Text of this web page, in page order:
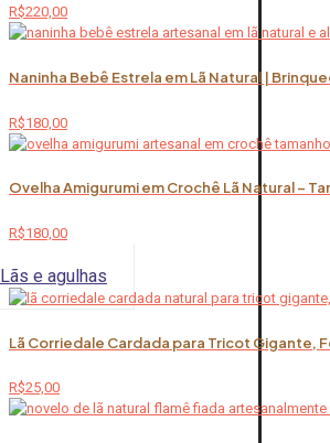
R$220,00
Naninha Bebê Estrela em Lã Natural |
R$180,00
Ovelha Amigurumi em Crochê Lã Natural –
R$180,00
Lãs e agulhas
Lã Corriedale Cardada para Tricot Gigante,
R$25,00